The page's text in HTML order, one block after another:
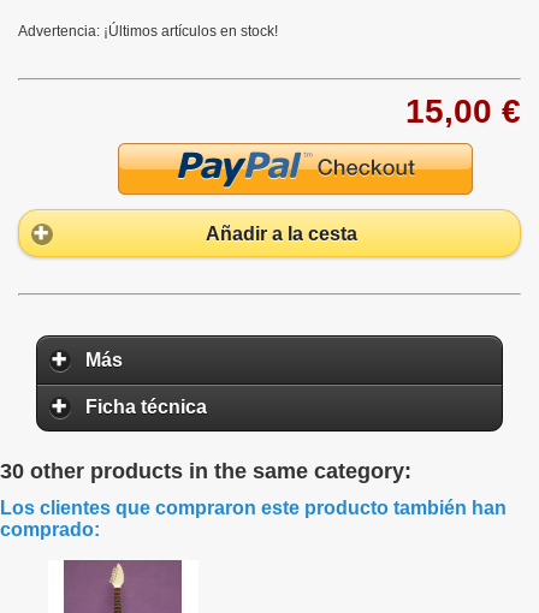
Advertencia: ¡Últimos artículos en stock!
15,00 €
Añadir a la cesta
Más
Ficha técnica
30 other products in the same category:
Los clientes que compraron este producto también han
comprado: